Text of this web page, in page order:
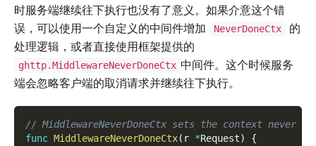
时服务端继续往下执行也没有了意义。如果介意这个错
误，可以使用一个自定义的中间件增加
NeverDoneCtx
的
处理逻辑，或者直接使用框架提供的
ghttp.MiddlewareNeverDoneCtx 中间件。这个时候服务
端会忽略客户端的取消请求并继续往下执行。
// MiddlewareNeverDoneCtx sets the context never
func MiddlewareNeverDoneCtx( r *Request)
{